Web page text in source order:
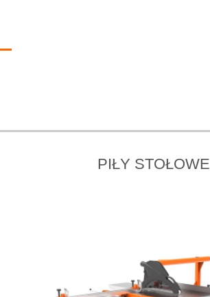
PIŁY STOŁOWE